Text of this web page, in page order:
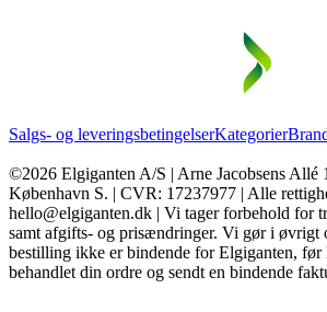
Salgs- og leveringsbetingelserKategorier
©2026 Elgiganten A/S | Arne Jacobsens Allé
København S. | CVR: 17237977 | Alle
hello@elgiganten.dk | Vi tager forbehold for
samt afgifts- og prisændringer. Vi gør i øvrigt
bestilling ikke er bindende for Elgiganten, før
behandlet din ordre og sendt en bindende